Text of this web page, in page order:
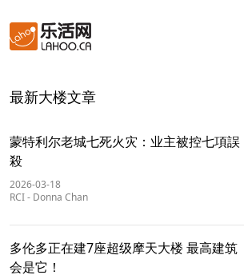
最新大楼文章
蒙特利尔老城七死火灾：业主被控七項誤
殺
2026-03-18
RCI- Donna Chan
多伦多正在建7座超级摩天大楼 最高建筑
会是它！